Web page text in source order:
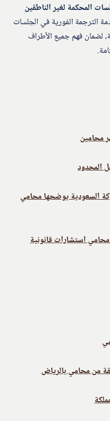
المحكمة لغير الناطقين
الترجمة الفورية في الجلسات
لضمان فهم جميع الأطراف
محامين
المحدود
السعودية يوضحها محامي
استشارات قانونية
من محامي بالرياض